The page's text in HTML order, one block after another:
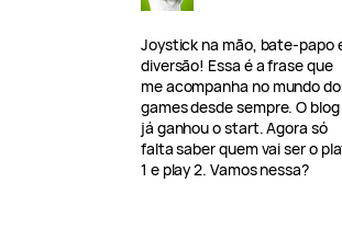
Joystick na mão, bate-papo
diversão! Essa é a frase que
me acompanha no mundo
games desde sempre. O blog
já ganhou o start. Agora só
falta saber quem vai ser o
1 e play 2. Vamos nessa?